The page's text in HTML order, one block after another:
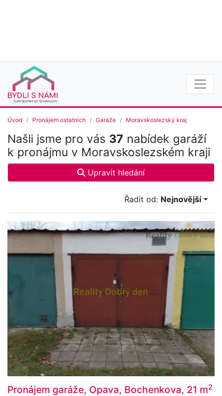
Úvod Pronájem ostatních Garáže Moravskoslezský kraj
Našli jsme pro vás 37 nabídek garáží
k pronájmu v Moravskoslezském kraji
Upravit hledání
Řadit od: Nejnovější
Pronájem garáže, Opava, Bochenkova, 21 m2